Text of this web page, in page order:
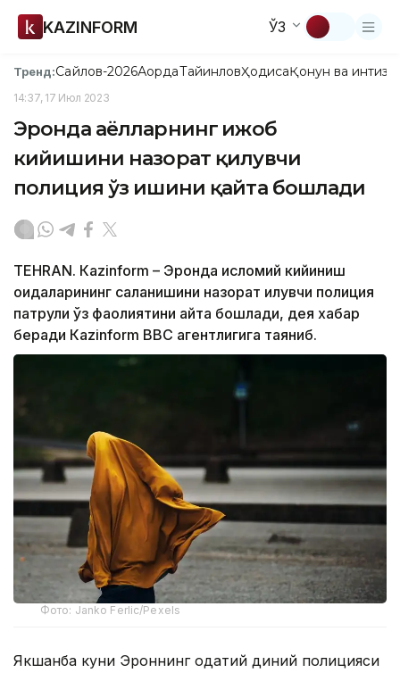
KAZINFORM ЎЗ
Тренд:Сайлов-2026АқордаТайинловҲодисаҚонун ва
14:37, 17 Июл 2023
Эронда аёлларнинг ҳижоб
кийишини назорат қилувчи
полиция ўз ишини қайта бошлади
ТЕHRAN. Кazinform – Эронда исломий кийиниш
қоидаларининг сақланишини назорат қилувчи полиция
патрули ўз фаолиятини қайта бошлади, дея хабар
беради Кazinform ВВC агентлигига таяниб.
Фото: Janko Ferlic/Pexels
Якшанба куни Эроннинг одатий диний полицияси